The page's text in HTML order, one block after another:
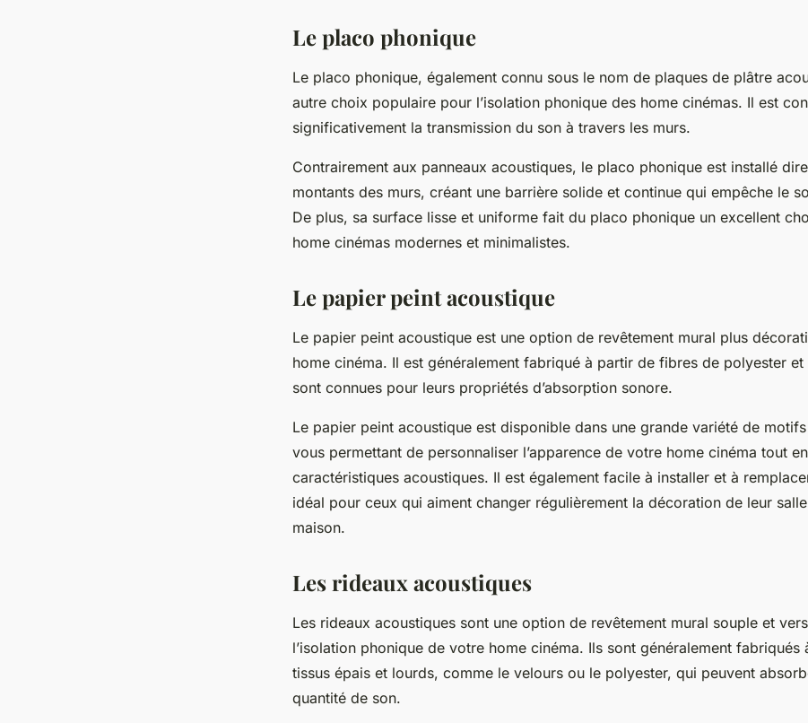
Le placo phonique
Le placo phonique, également connu sous le nom de plaques de plâtre
autre choix populaire pour l’isolation phonique des home cinémas. Il est
significativement la transmission du son à travers les murs.
Contrairement aux panneaux acoustiques, le placo phonique est installé
montants des murs, créant une barrière solide et continue qui empêche le
De plus, sa surface lisse et uniforme fait du placo phonique un excellent
home cinémas modernes et minimalistes.
Le papier peint acoustique
Le papier peint acoustique est une option de revêtement mural plus
home cinéma. Il est généralement fabriqué à partir de fibres de polyester
sont connues pour leurs propriétés d’absorption sonore.
Le papier peint acoustique est disponible dans une grande variété de
vous permettant de personnaliser l’apparence de votre home cinéma tout
caractéristiques acoustiques. Il est également facile à installer et à
idéal pour ceux qui aiment changer régulièrement la décoration de leur
maison.
Les rideaux acoustiques
Les rideaux acoustiques sont une option de revêtement mural souple et
l’isolation phonique de votre home cinéma. Ils sont généralement fabriqués
tissus épais et lourds, comme le velours ou le polyester, qui peuvent
quantité de son.